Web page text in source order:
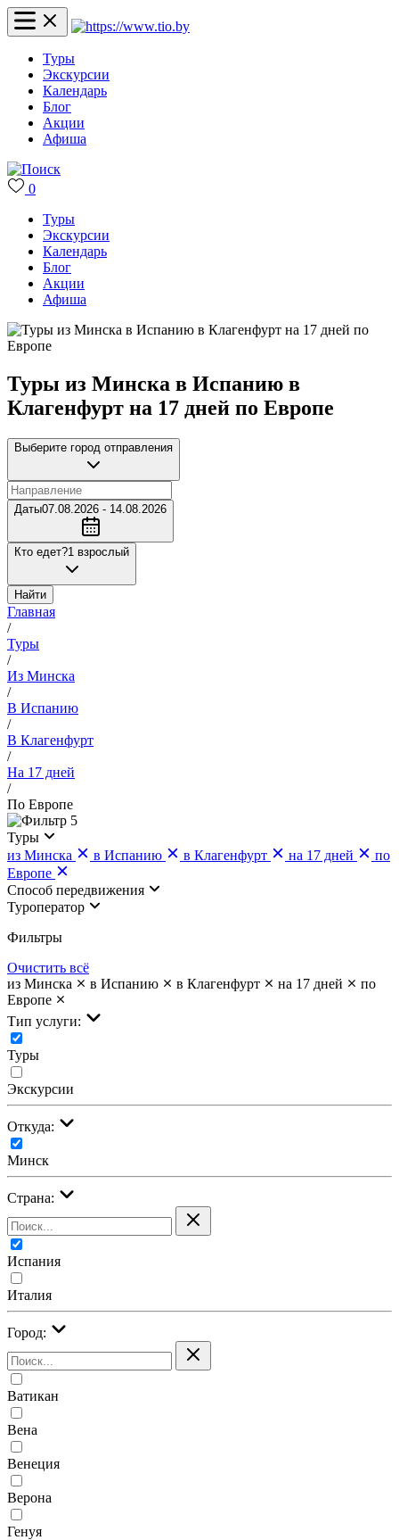
Туры
Экскурсии
Календарь
Блог
Акции
Афиша
0
Туры
Экскурсии
Календарь
Блог
Акции
Афиша
Туры из Минска в Испанию в
Клагенфурт на 17 дней по Европе
Выберите город отправления
Даты07.08.2026 - 14.08.2026
Кто едет?1 взрослый
Найти
Главная
/
Туры
/
Из Минска
/
В Испанию
/
В Клагенфурт
/
На 17 дней
/
По Европе
5
Туры
из Минска
в Испанию в Клагенфурт на 17 дней
по
Европе
Cпособ передвижения
Туроператор
Фильтры
Очистить всё
из Минска
в Испанию в Клагенфурт на 17 дней
по
Европе
Тип услуги:
Туры
Экскурсии
Откуда:
Минск
Страна:
Испания
Италия
Город:
Ватикан
Вена
Венеция
Верона
Генуя